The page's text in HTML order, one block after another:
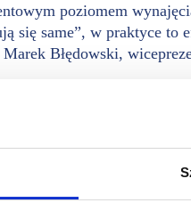
poziomem
się same”, w praktyce to
Błędowski,
centrów
jest jednak
stołu” – pisze Marek
i czy będzie realnym
działać”.